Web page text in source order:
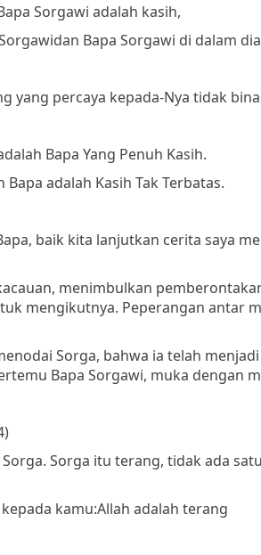
Sorgawi adalah kasih,
dan Bapa Sorgawi di dalam
yang percaya kepada-Nya tidak
Bapa Yang Penuh Kasih.
Bapa adalah Kasih Tak Terbatas.
baik kita lanjutkan cerita saya
menimbulkan
mengikutnya. Peperangan antar
Sorga, bahwa ia telah
Bapa Sorgawi, muka dengan
Sorga itu terang, tidak ada satu
kamu:Allah adalah terang